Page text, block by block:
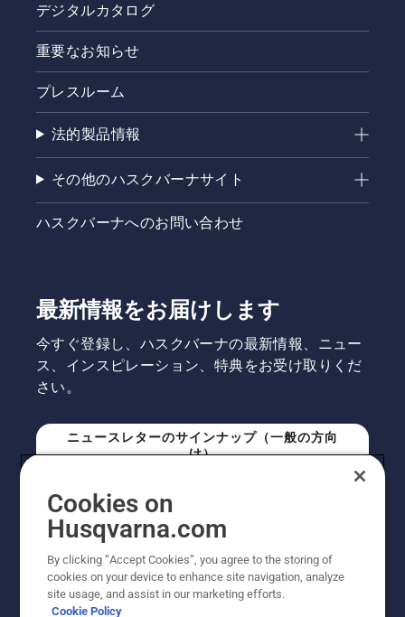
デジタルカタログ
重要なお知らせ
プレスルーム
法的製品情報
その他のハスクバーナサイト
ハスクバーナへのお問い合わせ
最新情報をお届けします
今すぐ登録し、ハスクバーナの最新情報、ニュー
ス、インスピレーション、特典をお受け取りくだ
さい。
ニュースレターのサインナップ（一般の方向
け）
ニュースレターのサインアップ（プロの方向
け）
Cookies on
Husqvarna.com
By clicking “Accept Cookies”, you agree to the storing of
cookies on your device to enhance site navigation, analyze
site usage, and assist in our marketing efforts.
Cookie Policy